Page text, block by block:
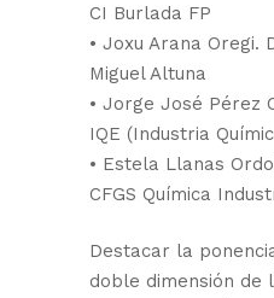
CI Burlada FP
• Joxu Arana Oregi.
Miguel Altuna
• Jorge José Pérez
IQE (Industria
• Estela Llanas
CFGS Química
Destacar la
doble dimensión de